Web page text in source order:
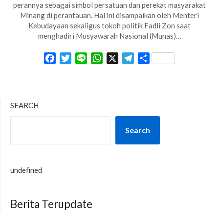
perannya sebagai simbol persatuan dan perekat masyarakat
Minang di perantauan. Hal ini disampaikan oleh Menteri
Kebudayaan sekaligus tokoh politik Fadli Zon saat
menghadiri Musyawarah Nasional (Munas)…
FacebookTwitterLine WhatsApp Telegram
Share
SEARCH
Search
undefined
Berita Terupdate